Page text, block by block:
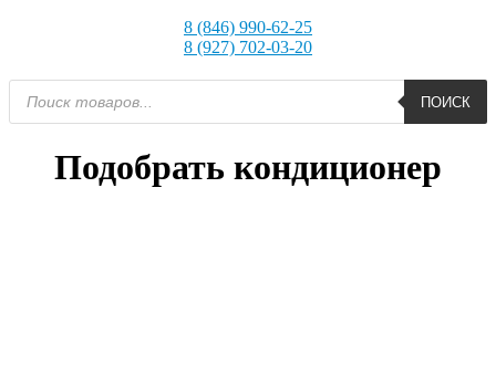
8 (846) 990-62-25
8 (927) 702-03-20
Поиск
товаров
ПОИСК
Подобрать кондиционер